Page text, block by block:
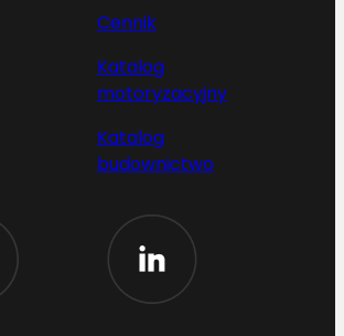
Cennik
Katalog
motoryzacyjny
Katalog
budownictwo